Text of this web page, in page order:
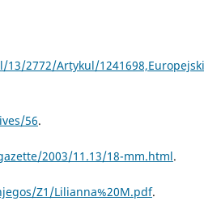
2772/Artykul/
56.
2003/11.13/18-mm.html.
Z1/Lilianna%20M.pdf.